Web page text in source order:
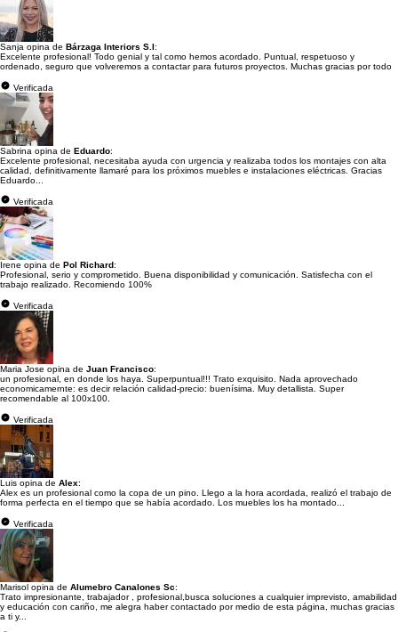
Sanja opina de Bárzaga Interiors S.l:
Excelente profesional! Todo genial y tal como hemos acordado. Puntual, respetuoso y
ordenado, seguro que volveremos a contactar para futuros proyectos. Muchas gracias por todo
Verificada
Sabrina opina de Eduardo:
Excelente profesional, necesitaba ayuda con urgencia y realizaba todos los montajes con alta
calidad, definitivamente llamaré para los próximos muebles e instalaciones eléctricas. Gracias
Eduardo...
Verificada
Irene opina de Pol Richard:
Profesional, serio y comprometido. Buena disponibilidad y comunicación. Satisfecha con el
trabajo realizado. Recomiendo 100%
Verificada
Maria Jose opina de Juan Francisco:
un profesional, en donde los haya. Superpuntual!!! Trato exquisito. Nada aprovechado
economicamernte: es decir relación calidad-precio: buenísima. Muy detallista. Super
recomendable al 100x100.
Verificada
Luis opina de Alex:
Alex es un profesional como la copa de un pino. Llego a la hora acordada, realizó el trabajo de
forma perfecta en el tiempo que se había acordado. Los muebles los ha montado...
Verificada
Marisol opina de Alumebro Canalones Sc:
Trato impresionante, trabajador , profesional,busca soluciones a cualquier imprevisto, amabilidad
y educación con cariño, me alegra haber contactado por medio de esta página, muchas gracias
a ti y...